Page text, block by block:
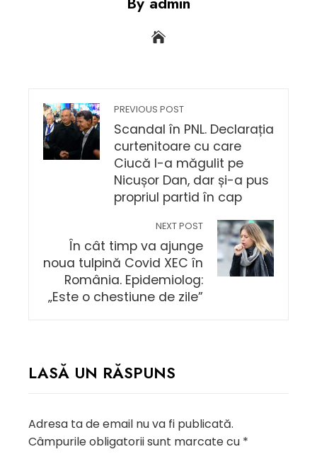
PREVIOUS POST
Scandal în PNL. Declarația
curtenitoare cu care
Ciucă l-a măgulit pe
Nicușor Dan, dar și-a pus
propriul partid în cap
NEXT POST
În cât timp va ajunge
noua tulpină Covid XEC în
România. Epidemiolog:
„Este o chestiune de zile”
LASĂ UN RĂSPUNS
Adresa ta de email nu va fi publicată.
Câmpurile obligatorii sunt marcate cu *